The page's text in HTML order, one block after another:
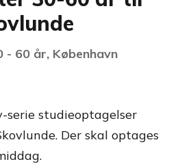
60 år, København
studieoptagelser
Der skal optages